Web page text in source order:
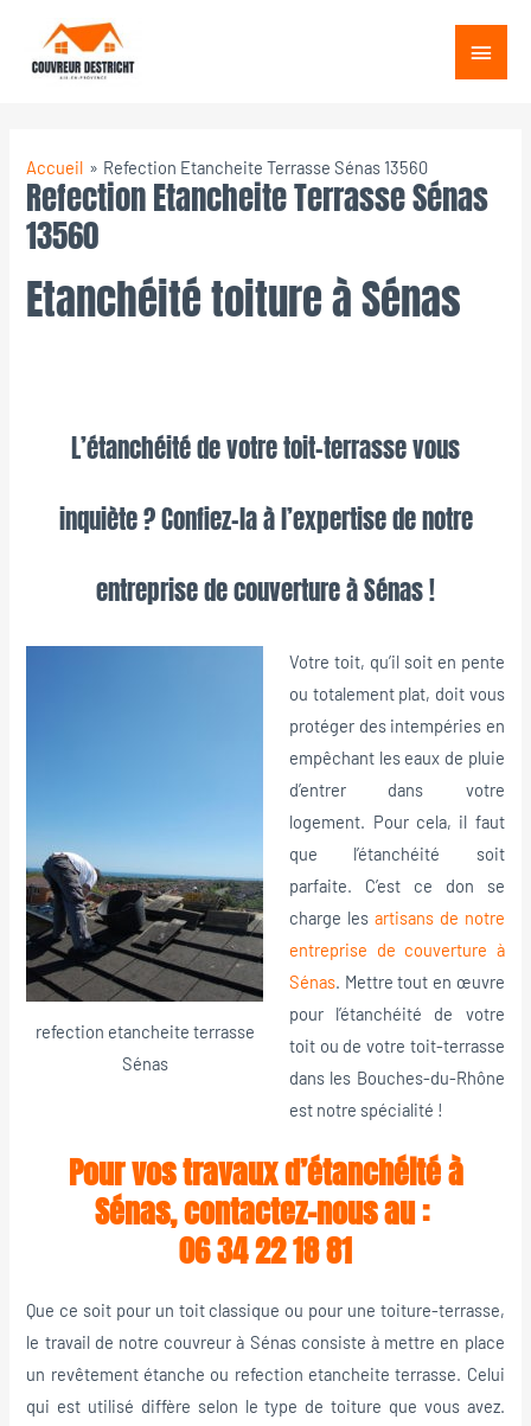
contenu
Menu
Accueil Refection Etancheite Terrasse Sénas 13560
Refection Etancheite Terrasse Sénas
13560
Etanchéité toiture à Sénas
L’étanchéité de votre toit-terrasse vous
inquiète ? Confiez-la à l’expertise de notre
entreprise de couverture à Sénas !
refection etancheite terrasse
Sénas
Votre toit, qu’il soit en pente
ou totalement plat, doit vous
protéger des intempéries en
empêchant les eaux de pluie
d’entrer dans votre
logement. Pour cela, il faut
que l’étanchéité soit
parfaite. C’est ce don se
charge les artisans de notre
entreprise de couverture à
Sénas. Mettre tout en œuvre
pour l’étanchéité de votre
toit ou de votre toit-terrasse
dans les Bouches-du-Rhône
est notre spécialité !
Pour vos travaux d’étanchéité à
Sénas, contactez-nous au :
06 34 22 18 81
Que ce soit pour un toit classique ou pour une toiture-terrasse,
le travail de notre couvreur à Sénas consiste à mettre en place
un revêtement étanche ou refection etancheite terrasse. Celui
qui est utilisé diffère selon le type de toiture que vous avez.